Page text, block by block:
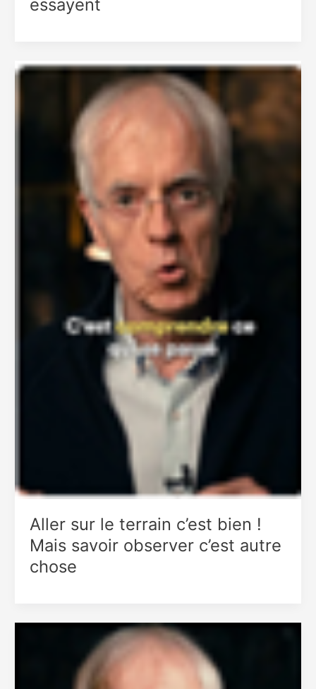
essayent
Aller sur le terrain c’est bien !
Mais savoir observer c’est autre
chose